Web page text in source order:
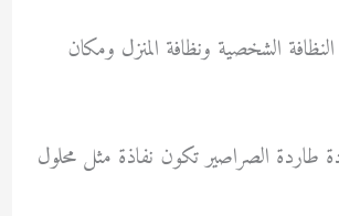
النظافة الشخصية ونظافة المنزل ومكان
طاردة الصراصير تكون نفاذة مثل محلول